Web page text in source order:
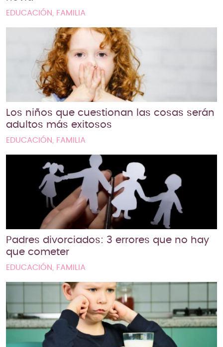
EDUCACIÓN, FAMILIA
Los niños que cuestionan las cosas serán
adultos más exitosos
EDUCACIÓN, FAMILIA
Padres divorciados: 3 errores que no hay
que cometer
EDUCACIÓN, FAMILIA